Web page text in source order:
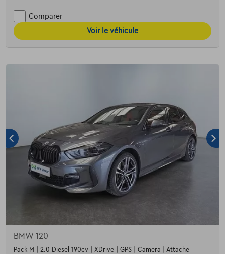
Comparer
Voir le véhicule
BMW 120
Pack M | 2.0 Diesel 190cv | XDrive | GPS | Camera | Attache